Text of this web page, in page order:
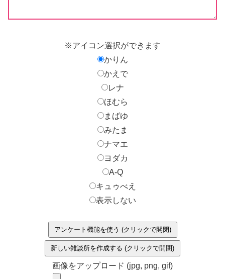
※アイコン選択ができます
かりん
かえで
レナ
ほむら
まばゆ
みたま
ナマエ
ヨダカ
A-Q
キュゥべえ
表示しない
アンケート機能を使う (クリックで開閉)
新しい雑談所を作成する (クリックで開閉)
画像をアップロード (jpg, png, gif)